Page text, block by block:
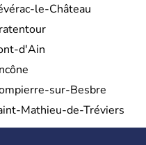
le-Château
d'Ain
sur-Besbre
Mathieu-de-Tréviers